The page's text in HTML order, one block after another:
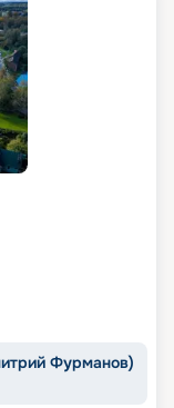
Фурманов)